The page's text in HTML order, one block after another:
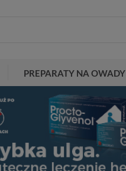
PREPARATY NA OWADY